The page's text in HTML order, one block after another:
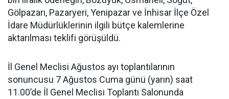
Gölpazarı, Pazaryeri, Yenipazar ve İnhisar İlçe Özel
İdare Müdürlüklerinin ilgili bütçe kalemlerine
aktarılması teklifi görüşüldü.
İl Genel Meclisi Ağustos ayı toplantılarının
sonuncusu 7 Ağustos Cuma günü (yarın) saat
11.00’de İl Genel Meclisi Toplantı Salonunda